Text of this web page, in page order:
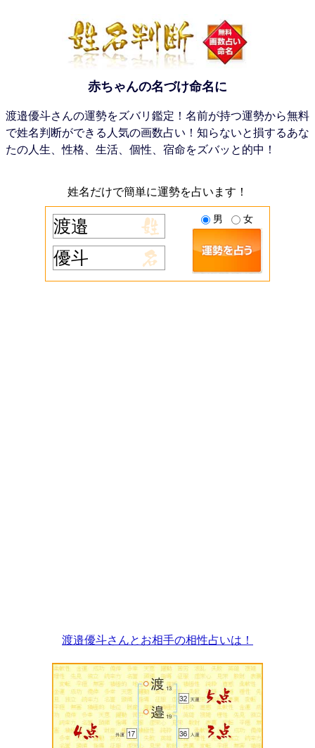
赤ちゃんの名づけ命名に
渡邉優斗さんの運勢をズバリ鑑定！名前が持つ運勢から無料
で姓名判断ができる人気の画数占い！知らないと損するあな
たの人生、性格、生活、個性、宿命をズバッと的中！
姓名だけで簡単に運勢を占います！
男 女
渡邉優斗さんとお相手の相性占いは！